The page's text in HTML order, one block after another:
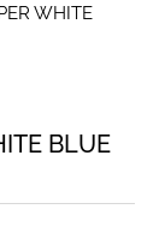
WHITE
BLUE